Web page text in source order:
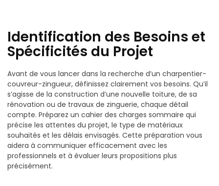
Identification des Besoins et
Spécificités du Projet
Avant de vous lancer dans la recherche d’un charpentier-
couvreur-zingueur, définissez clairement vos besoins. Qu’il
s’agisse de la construction d’une nouvelle toiture, de sa
rénovation ou de travaux de zinguerie, chaque détail
compte. Préparez un cahier des charges sommaire qui
précise les attentes du projet, le type de matériaux
souhaités et les délais envisagés. Cette préparation vous
aidera à communiquer efficacement avec les
professionnels et à évaluer leurs propositions plus
précisément.